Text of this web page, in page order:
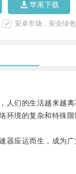
苹果下载
安卓市场，安全绿色
们的生活越来越离
境的复杂和特殊限
应运而生，成为广